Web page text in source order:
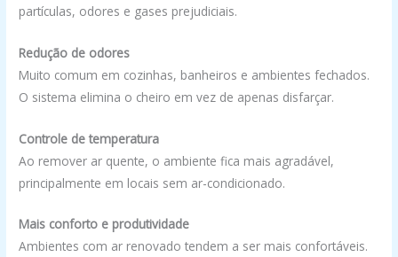
partículas, odores e gases prejudiciais.
Redução de odores
Muito comum em cozinhas, banheiros e ambientes fechados.
O sistema elimina o cheiro em vez de apenas disfarçar.
Controle de temperatura
Ao remover ar quente, o ambiente fica mais agradável,
principalmente em locais sem ar-condicionado.
Mais conforto e produtividade
Ambientes com ar renovado tendem a ser mais confortáveis.